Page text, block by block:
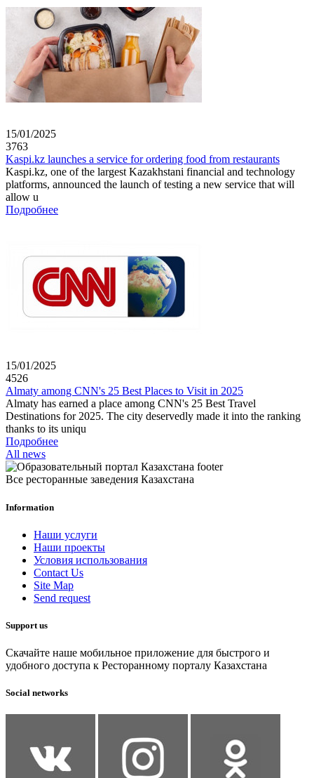
15/01/2025
3763
Kaspi.kz launches a service for ordering food from restaurants
Kaspi.kz, one of the largest Kazakhstani financial and technology
platforms, announced the launch of testing a new service that will
allow u
Подробнее
15/01/2025
4526
Almaty among CNN's 25 Best Places to Visit in 2025
Almaty has earned a place among CNN's 25 Best Travel
Destinations for 2025. The city deservedly made it into the ranking
thanks to its uniqu
Подробнее
All news
Все ресторанные заведения Казахстана
Information
Наши услуги
Наши проекты
Условия использования
Contact Us
Site Map
Send request
Support us
Скачайте наше мобильное приложение для быстрого и
удобного доступа к Ресторанному порталу Казахстана
Social networks